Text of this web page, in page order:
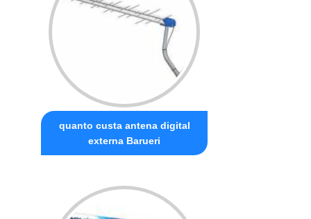
quanto custa antena digital
externa Barueri